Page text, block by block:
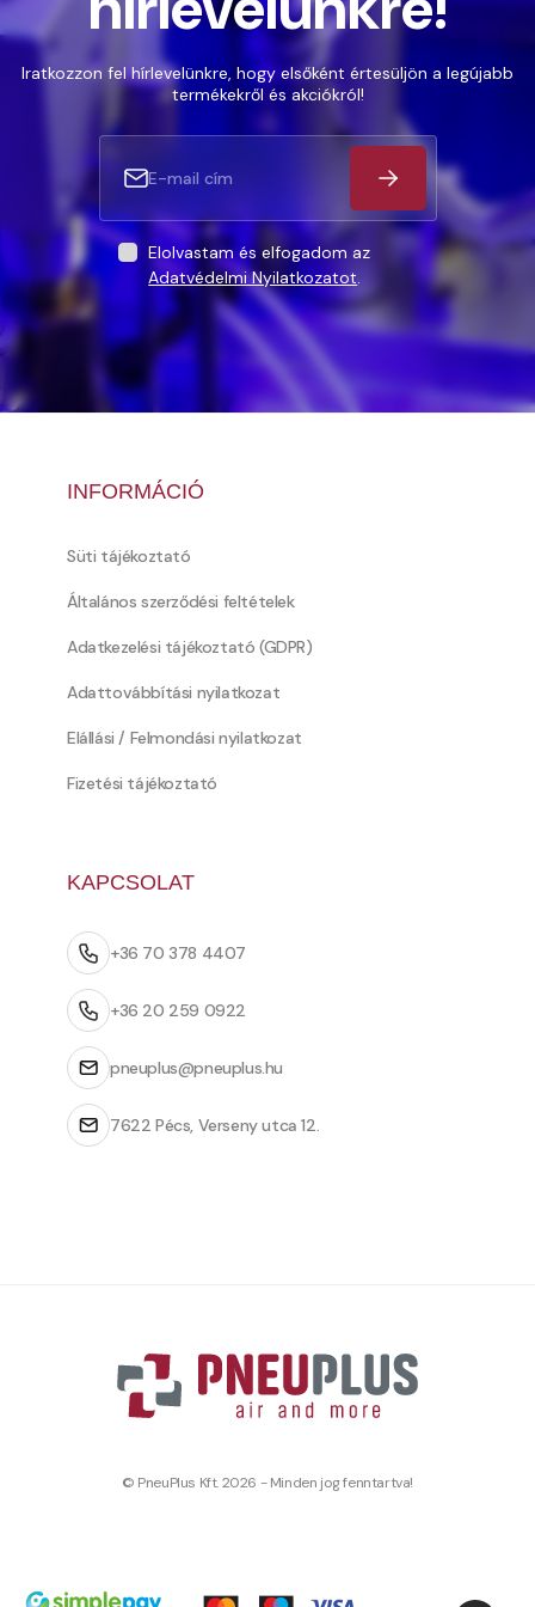
Iratkozzon fel hírlevelünkre, hogy elsőként értesüljön a legújabb
termékekről és akciókról!
Elolvastam és elfogadom az
Adatvédelmi Nyilatkozatot.
INFORMÁCIÓ
Süti tájékoztató
Általános szerződési feltételek
Adatkezelési tájékoztató (GDPR)
Adattovábbítási nyilatkozat
Elállási / Felmondási nyilatkozat
Fizetési tájékoztató
KAPCSOLAT
+36 70 378 4407
+36 20 259 0922
pneuplus@pneuplus.hu
7622 Pécs, Verseny utca 12.
© PneuPlus Kft. 2026 - Minden jog fenntartva!